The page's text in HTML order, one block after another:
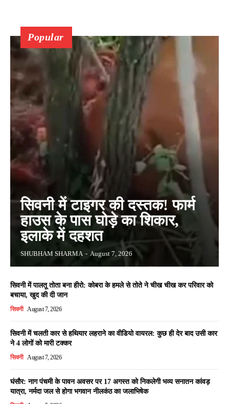
Popular
सिवनी में टाइगर की दस्तक! फार्म
हाउस के पास घोड़े का शिकार,
इलाके में दहशत
SHUBHAM SHARMA - August 7, 2026
सिवनी में पालतू तोता बना हीरो: कोबरा के हमले से तोते ने चीख चीख कर परिवार को
बचाया, खुद की दी जान
सिवनी August 7, 2026
सिवनी में चलती कार से हथियार लहराने का वीडियो वायरल: कुछ ही देर बाद उसी कार
ने 4 लोगों को मारी टक्कर
सिवनी August 7, 2026
घंसौर: नाग पंचमी के पावन अवसर पर 17 अगस्त को निकलेगी भव्य सनातन कांवड़
यात्रा, नर्मदा जल से होगा भगवान नीलकंठ का जलाभिषेक